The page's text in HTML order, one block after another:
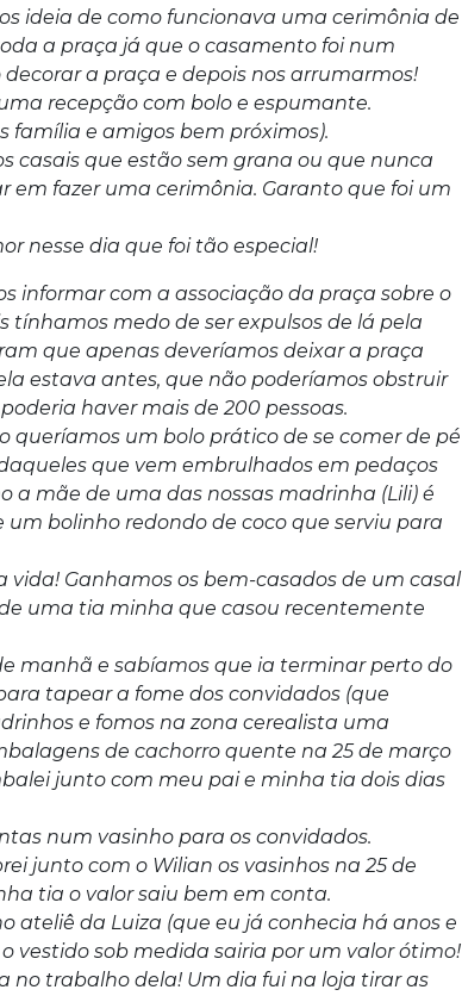
ideia de como funcionava uma cerimônia de
a praça já que o casamento foi num
a praça e depois nos arrumarmos!
recepção com bolo e espumante.
família e amigos bem próximos).
casais que estão sem grana ou que nunca
em fazer uma cerimônia. Garanto que foi um
nesse dia que foi tão especial!
informar com a associação da praça sobre o
tínhamos medo de ser expulsos de lá pela
que apenas deveríamos deixar a praça
estava antes, que não poderíamos obstruir
haver mais de 200 pessoas.
um bolo prático de se comer de pé
que vem embrulhados em pedaços
mãe de uma das nossas madrinha (Lili) é
bolinho redondo de coco que serviu para
vida! Ganhamos os bem-casados de um casal
uma tia minha que casou recentemente
manhã e sabíamos que ia terminar perto do
tapear a fome dos convidados (que
e fomos na zona cerealista uma
de cachorro quente na 25 de março
junto com meu pai e minha tia dois dias
num vasinho para os convidados.
junto com o Wilian os vasinhos na 25 de
tia o valor saiu bem em conta.
ateliê da Luiza (que eu já conhecia há anos e
vestido sob medida sairia por um valor ótimo!
no trabalho dela! Um dia fui na loja tirar as